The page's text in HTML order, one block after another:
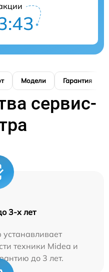
Модели Гарантия
сервис-
3-х лет
техники Midea и
до 3 лет.